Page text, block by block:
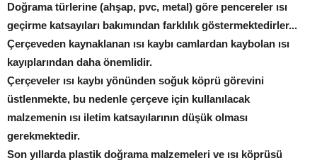
Doğrama türlerine (ahşap, pvc, metal) göre pencereler ısı
geçirme katsayıları bakımından farklılık göstermektedirler...
Çerçeveden kaynaklanan ısı kaybı camlardan kaybolan ısı
kayıplarından daha önemlidir.
Çerçeveler ısı kaybı yönünden soğuk köprü görevini
üstlenmekte, bu nedenle çerçeve için kullanılacak
malzemenin ısı iletim katsayılarının düşük olması
gerekmektedir.
Son yıllarda plastik doğrama malzemeleri ve ısı köprüsü